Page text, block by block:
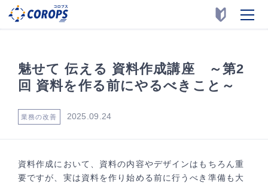
魅せて 伝える 資料作成講座 ～第2
回 資料を作る前にやるべきこと～
業務の改善 2025.09.24
資料作成において、資料の内容やデザインはもちろん重
要ですが、実は資料を作り始める前に行うべき準備も大